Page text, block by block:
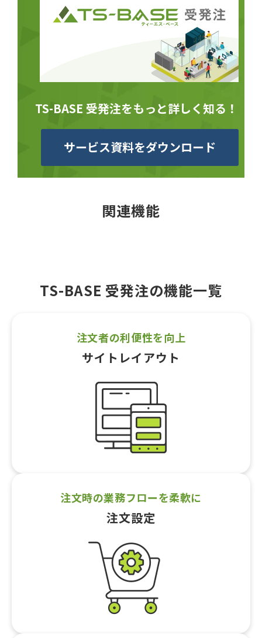
TS-BASE 受発注をもっと詳しく知る！
サービス資料をダウンロード
関連機能
TS-BASE 受発注の機能一覧
注文者の利便性を向上
サイトレイアウト
注文時の業務フローを柔軟に
注文設定